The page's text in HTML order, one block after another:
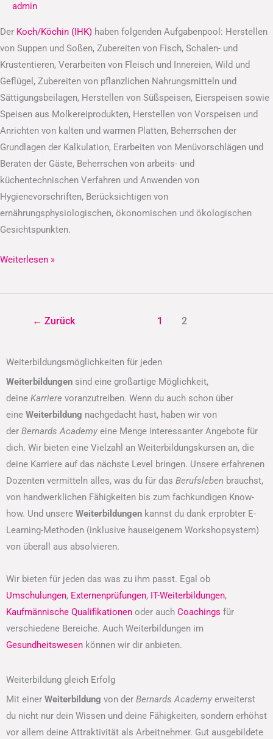
admin
Der Koch/Köchin (IHK) haben folgenden Aufgabenpool: Herstellen
von Suppen und Soßen, Zubereiten von Fisch, Schalen- und
Krustentieren, Verarbeiten von Fleisch und Innereien, Wild und
Geflügel, Zubereiten von pflanzlichen Nahrungsmitteln und
Sättigungsbeilagen, Herstellen von Süßspeisen, Eierspeisen sowie
Speisen aus Molkereiprodukten, Herstellen von Vorspeisen und
Anrichten von kalten und warmen Platten, Beherrschen der
Grundlagen der Kalkulation, Erarbeiten von Menüvorschlägen und
Beraten der Gäste, Beherrschen von arbeits- und
küchentechnischen Verfahren und Anwenden von
Hygienevorschriften, Berücksichtigen von
ernährungsphysiologischen, ökonomischen und ökologischen
Gesichtspunkten.
Weiterlesen »
← Zurück 1 2
Weiterbildungsmöglichkeiten für jeden
Weiterbildungen sind eine großartige Möglichkeit,
deine Karriere voranzutreiben. Wenn du auch schon über
eine Weiterbildung nachgedacht hast, haben wir von
der Bernards Academy eine Menge interessanter Angebote für
dich. Wir bieten eine Vielzahl an Weiterbildungskursen an, die
deine Karriere auf das nächste Level bringen. Unsere erfahrenen
Dozenten vermitteln alles, was du für das Berufsleben brauchst,
von handwerklichen Fähigkeiten bis zum fachkundigen Know-
how. Und unsere Weiterbildungen kannst du dank erprobter E-
Learning-Methoden (inklusive hauseigenem Workshopsystem)
von überall aus absolvieren.
Wir bieten für jeden das was zu ihm passt. Egal ob
Umschulungen, Externenprüfungen, IT-Weiterbildungen,
Kaufmännische Qualifikationen oder auch Coachings für
verschiedene Bereiche. Auch Weiterbildungen im
Gesundheitswesen können wir dir anbieten.
Weiterbildung gleich Erfolg
Mit einer Weiterbildung von der Bernards Academy erweiterst
du nicht nur dein Wissen und deine Fähigkeiten, sondern erhöhst
vor allem deine Attraktivität als Arbeitnehmer. Gut ausgebildete